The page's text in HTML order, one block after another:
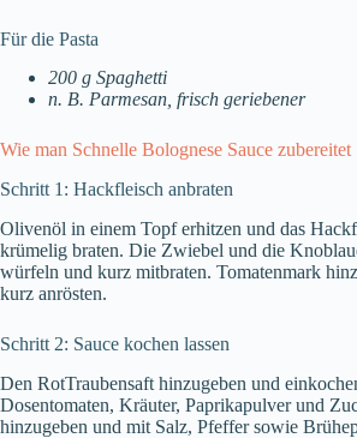
Für die Pasta
200 g Spaghetti
n. B. Parmesan, frisch geriebener
Wie man Schnelle Bolognese Sauce zubereitet
Schritt 1: Hackfleisch anbraten
Olivenöl in einem Topf erhitzen und das
krümelig braten. Die Zwiebel und die
würfeln und kurz mitbraten. Tomatenmark
kurz anrösten.
Schritt 2: Sauce kochen lassen
Den RotTraubensaft hinzugeben und
Dosentomaten, Kräuter, Paprikapulver und
hinzugeben und mit Salz, Pfeffer sowie